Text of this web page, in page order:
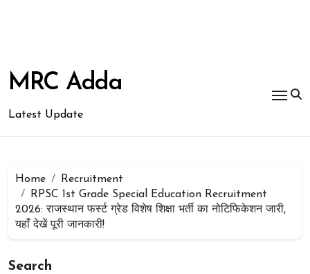
content
MRC Adda
Latest Update
Home
Recruitment
RPSC 1st Grade Special Education Recruitment
2026: राजस्थान फर्स्ट ग्रेड विशेष शिक्षा भर्ती का नोटिफिकेशन जारी,
यहाँ देखें पूरी जानकारी!
Search